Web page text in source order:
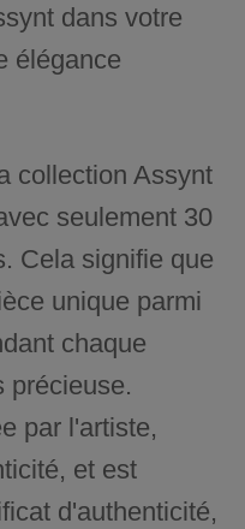
dans votre
élégance
collection Assynt
seulement 30
Cela signifie que
unique parmi
chaque
précieuse.
par l'artiste,
et est
d'authenticité,